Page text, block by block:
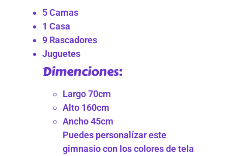
5 Camas
1 Casa
9 Rascadores
Juguetes
Dimenciones:
Largo 70cm
Alto 160cm
Ancho 45cm
Puedes personalízar este
gimnasio con los colores de tela